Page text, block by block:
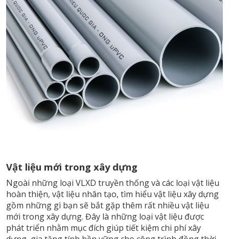
Vật liệu mới trong xây dựng
Ngoài những loại VLXD truyền thống và các loại vật liệu
hoàn thiện, vật liệu nhân tạo, tìm hiểu vật liệu xây dựng
gồm những gì bạn sẽ bắt gặp thêm rất nhiều vật liệu
mới trong xây dựng. Đây là những loại vật liệu được
phát triển nhằm mục đích giúp tiết kiệm chi phí xây